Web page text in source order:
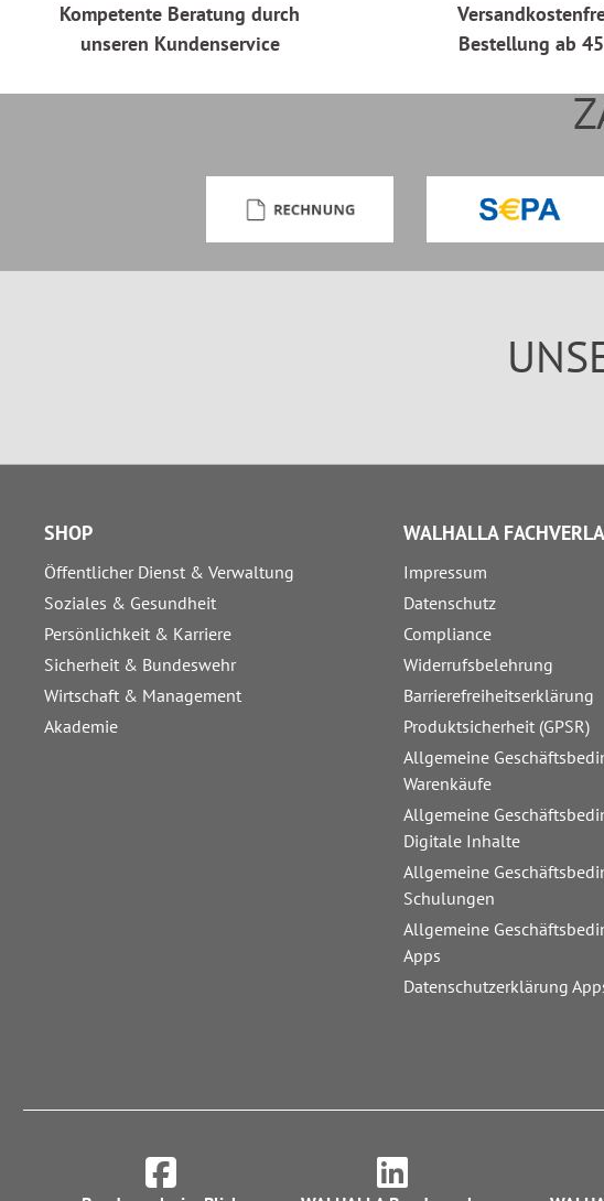
Kompetente Beratung durch
unseren Kundenservice
Bestellung ab
SHOP
Öffentlicher Dienst & Verwaltung
Soziales & Gesundheit
Persönlichkeit & Karriere
Sicherheit & Bundeswehr
Wirtschaft & Management
Akademie
WALHALLA
Impressum
Datenschutz
Compliance
Widerrufsbelehrung
Barrierefreiheitserklärung
Produktsicherheit (GPSR)
Allgemeine
Warenkäufe
Allgemeine
Digitale Inhalte
Allgemeine
Schulungen
Allgemeine
Apps
Datenschutzerklärung